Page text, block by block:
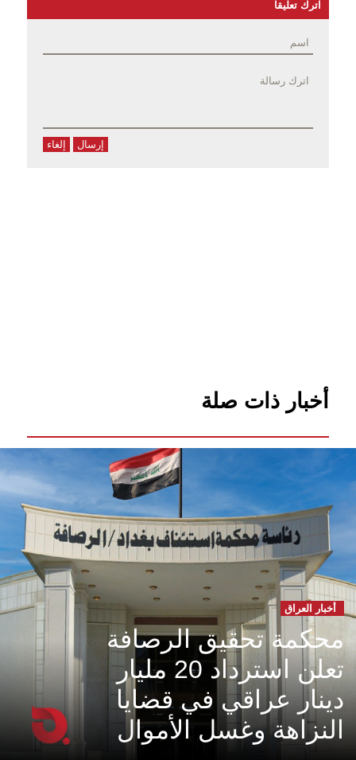
اترك تعليقا
إرسال إلغاء
أخبار ذات صلة
أخبار العراق
محكمة تحقيق الرصافة
تعلن استرداد 20 مليار
دينار عراقي في قضايا
النزاهة وغسل الأموال